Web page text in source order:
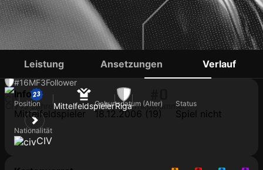
ABOU SYLLA
#16MF3Follower
CIV19 Jahre MittelfeldspielerRigaTrikotnummer
Leistung Ansetzungen Verlauf
Info
Position
Mittelfeldspieler
Geburtsdatum (Alter)
18.12.2006 (19)
Status
Spiel nicht
Nationalität
CIV